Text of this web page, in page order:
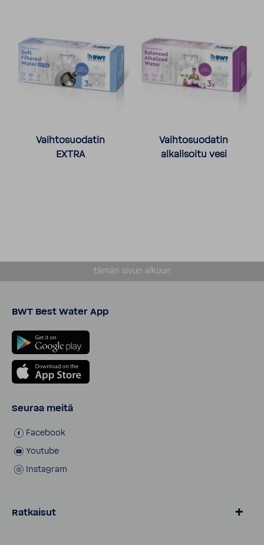
Vaihtosuodatin
EXTRA
Vaihtosuodatin
alkalisoitu vesi
tämän sivun alkuun
BWT Best Water App
Seuraa meitä
Facebook
Youtube
Instagram
Ratkaisut